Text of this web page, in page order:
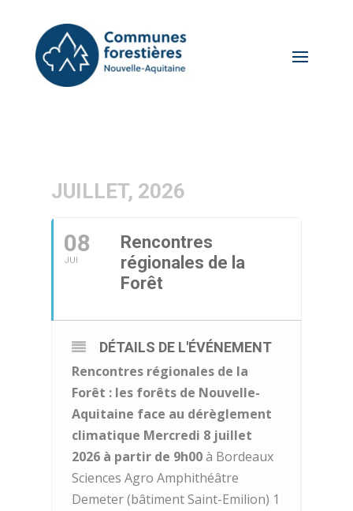
JUILLET, 2026
08
JUI
Rencontres
régionales de la
Forêt
DÉTAILS DE L'ÉVÉNEMENT
Rencontres régionales de la
Forêt :les forêts de Nouvelle-
Aquitaine face au dérèglement
climatique Mercredi 8 juillet
2026 à partir de 9h00à Bordeaux
Sciences Agro Amphithéâtre
Demeter (bâtiment Saint-Emilion) 1